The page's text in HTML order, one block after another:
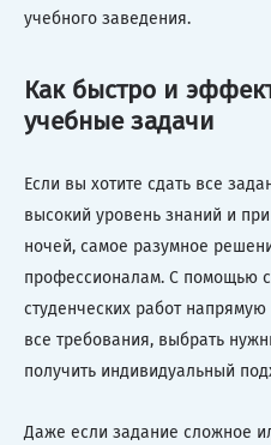
учебного заведения.
Как быстро и
учебные задачи
Если вы хотите сдать все
высокий уровень знаний и
ночей, самое разумное
профессионалам. С помощью
студенческих работ
все требования, выбрать
получить индивидуальный
Даже если задание сложное